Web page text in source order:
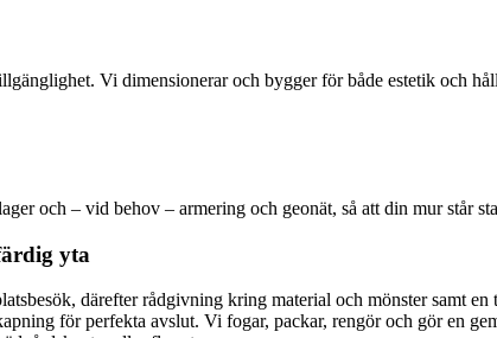
Vi dimensionerar och bygger för både estetik och
och – vid behov – armering och geonät, så att din mur står
yta
därefter rådgivning kring material och mönster samt
för perfekta avslut. Vi fogar, packar, rengör och gör en